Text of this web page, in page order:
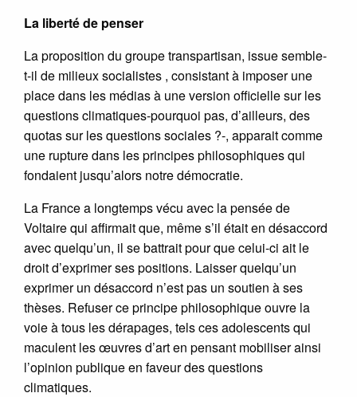
La liberté de penser
La proposition du groupe transpartisan, issue semble-
t-il de milieux socialistes , consistant à imposer une
place dans les médias à une version officielle sur les
questions climatiques-pourquoi pas, d’ailleurs, des
quotas sur les questions sociales ?-, apparait comme
une rupture dans les principes philosophiques qui
fondaient jusqu’alors notre démocratie.
La France a longtemps vécu avec la pensée de
Voltaire qui affirmait que, même s’il était en désaccord
avec quelqu’un, il se battrait pour que celui-ci ait le
droit d’exprimer ses positions. Laisser quelqu’un
exprimer un désaccord n’est pas un soutien à ses
thèses. Refuser ce principe philosophique ouvre la
voie à tous les dérapages, tels ces adolescents qui
maculent les œuvres d’art en pensant mobiliser ainsi
l’opinion publique en faveur des questions
climatiques.